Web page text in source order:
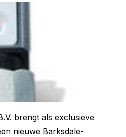
brengt als exclusieve
nieuwe Barksdale-